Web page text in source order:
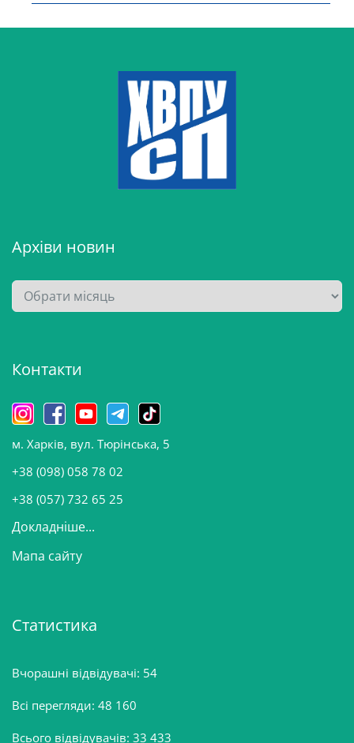
Архіви новин
А
р
в
н
о
в
и
Контакти
м. Харків, вул. Тюрінська, 5
+38 (098) 058 78 02
+38 (057) 732 65 25
Докладніше...
Мапа сайту
Статистика
Вчорашні відвідувачі: 54
Всі перегляди: 48 160
Всього відвідувачів: 33 433